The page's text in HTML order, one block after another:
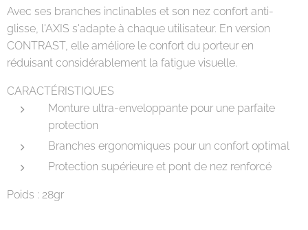
Avec ses branches inclinables et son nez confort anti-
glisse, l'AXIS s'adapte à chaque utilisateur. En version
CONTRAST, elle améliore le confort du porteur en
réduisant considérablement la fatigue visuelle.
CARACTÉRISTIQUES
Monture ultra-enveloppante pour une parfaite
protection
Branches ergonomiques pour un confort optimal
Protection supérieure et pont de nez renforcé
Poids : 28gr